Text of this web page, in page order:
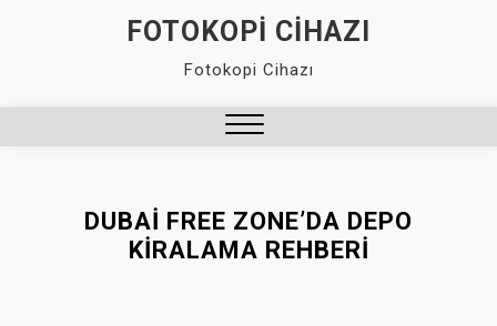
FOTOKOPI CIHAZI
Fotokopi Cihazı
DUBAI FREE ZONE’DA DEPO
KIRALAMA REHBERI